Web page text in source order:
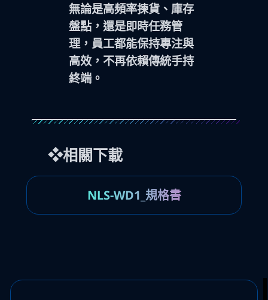
無論是高頻率揀貨、庫存
盤點，還是即時任務管
理，員工都能保持專注與
高效，不再依賴傳統手持
終端。
❖相關下載
NLS-WD1_規格書